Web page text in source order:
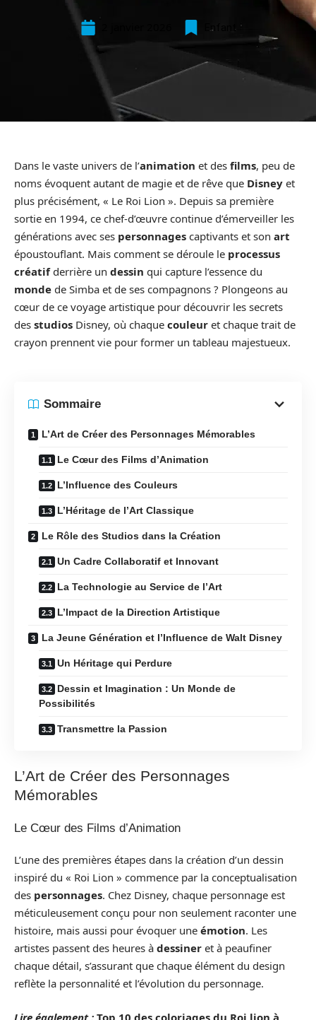
Enfant
Dans le vaste univers de l’animation et des films, peu de
noms évoquent autant de magie et de rêve que Disney et
plus précisément, « Le Roi Lion ». Depuis sa première
sortie en 1994, ce chef-d’œuvre continue d’émerveiller les
générations avec ses personnages captivants et son art
époustouflant. Mais comment se déroule le processus
créatifderrière un dessin qui capture l’essence du
monde de Simba et de ses compagnons ? Plongeons au
cœur de ce voyage artistique pour découvrir les secrets
des studios Disney, où chaque couleur et chaque trait de
crayon prennent vie pour former un tableau majestueux.
Sommaire
L’Art de Créer des Personnages Mémorables
Le Cœur des Films d’Animation
L’Influence des Couleurs
L’Héritage de l’Art Classique
Le Rôle des Studios dans la Création
Un Cadre Collaboratif et Innovant
La Technologie au Service de l’Art
L’Impact de la Direction Artistique
La Jeune Génération et l’Influence de Walt Disney
Un Héritage qui Perdure
Dessin et Imagination : Un Monde de
Possibilités
Transmettre la Passion
L’Art de Créer des Personnages
Mémorables
Le Cœur des Films d’Animation
L’une des premières étapes dans la création d’un dessin
inspiré du « Roi Lion » commence par la conceptualisation
des personnages. Chez Disney, chaque personnage est
méticuleusement conçu pour non seulement raconter une
histoire, mais aussi pour évoquer une émotion. Les
artistes passent des heures à dessiner et à peaufiner
chaque détail, s’assurant que chaque élément du design
reflète la personnalité et l’évolution du personnage.
Lire également : Top 10 des coloriages du Roi lion à